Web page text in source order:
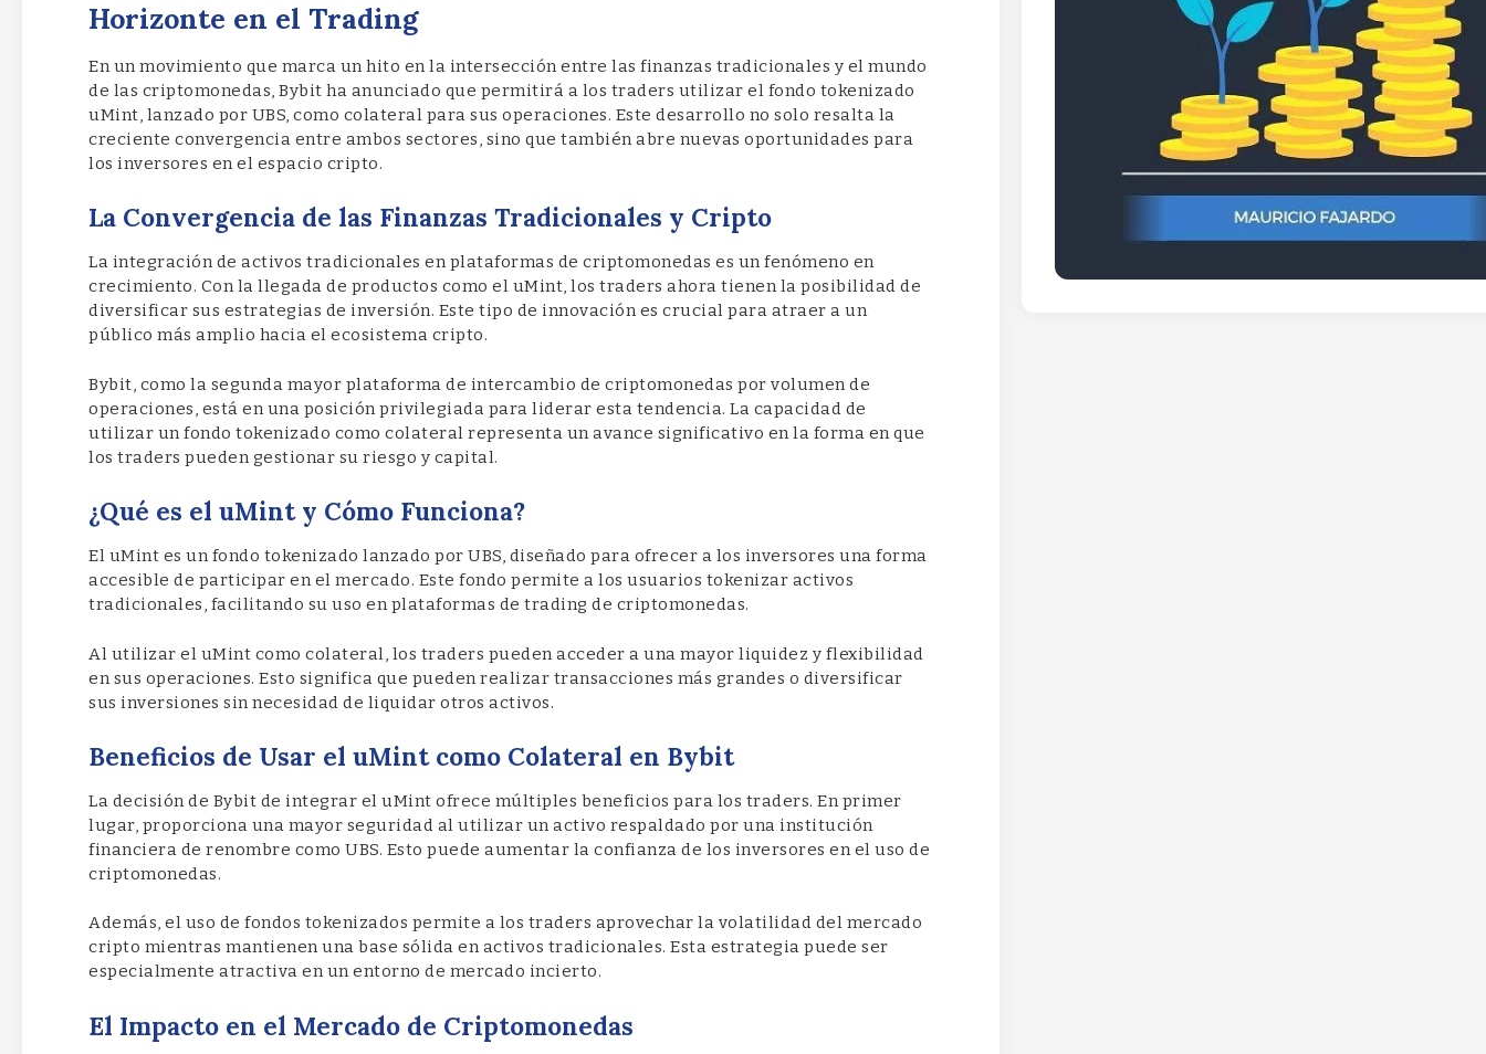
Horizonte en el Trading
En un movimiento que marca un hito en la intersección entre las finanzas tradicionales y el mundo
de las criptomonedas, Bybit ha anunciado que permitirá a los traders utilizar el fondo tokenizado
uMint, lanzado por UBS, como colateral para sus operaciones. Este desarrollo no solo resalta la
creciente convergencia entre ambos sectores, sino que también abre nuevas oportunidades para
los inversores en el espacio cripto.
La Convergencia de las Finanzas Tradicionales y Cripto
La integración de activos tradicionales en plataformas de criptomonedas es un fenómeno en
crecimiento. Con la llegada de productos como el uMint, los traders ahora tienen la posibilidad de
diversificar sus estrategias de inversión. Este tipo de innovación es crucial para atraer a un
público más amplio hacia el ecosistema cripto.
Bybit, como la segunda mayor plataforma de intercambio de criptomonedas por volumen de
operaciones, está en una posición privilegiada para liderar esta tendencia. La capacidad de
utilizar un fondo tokenizado como colateral representa un avance significativo en la forma en que
los traders pueden gestionar su riesgo y capital.
¿Qué es el uMint y Cómo Funciona?
El uMint es un fondo tokenizado lanzado por UBS, diseñado para ofrecer a los inversores una forma
accesible de participar en el mercado. Este fondo permite a los usuarios tokenizar activos
tradicionales, facilitando su uso en plataformas de trading de criptomonedas.
Al utilizar el uMint como colateral, los traders pueden acceder a una mayor liquidez y flexibilidad
en sus operaciones. Esto significa que pueden realizar transacciones más grandes o diversificar
sus inversiones sin necesidad de liquidar otros activos.
Beneficios de Usar el uMint como Colateral en Bybit
La decisión de Bybit de integrar el uMint ofrece múltiples beneficios para los traders. En primer
lugar, proporciona una mayor seguridad al utilizar un activo respaldado por una institución
financiera de renombre como UBS. Esto puede aumentar la confianza de los inversores en el uso de
criptomonedas.
Además, el uso de fondos tokenizados permite a los traders aprovechar la volatilidad del mercado
cripto mientras mantienen una base sólida en activos tradicionales. Esta estrategia puede ser
especialmente atractiva en un entorno de mercado incierto.
El Impacto en el Mercado de Criptomonedas